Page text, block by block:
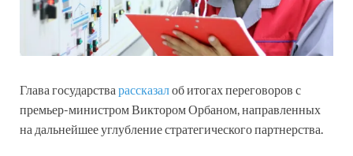
Глава государства рассказалоб итогах переговоров с
премьер-министром Виктором Орбаном, направленных
на дальнейшее углубление стратегического партнерства.